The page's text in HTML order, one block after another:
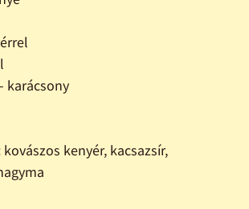
karácsony
kenyér, kacsazsír,